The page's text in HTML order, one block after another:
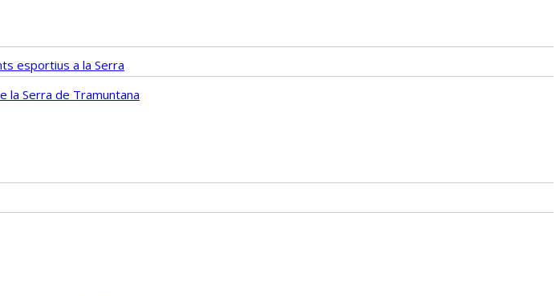
esportius a la Serra
la Serra de Tramuntana